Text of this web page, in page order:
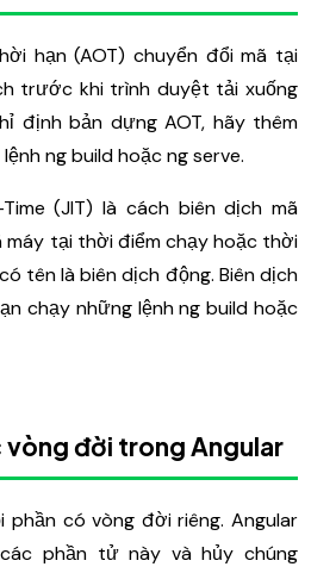
hạn (AOT) chuyển đổi mã tại
trước khi trình duyệt tải xuống
định bản dựng AOT, hãy thêm
ng build hoặc ng serve.
(JIT) là cách biên dịch mã
máy tại thời điểm chạy hoặc thời
tên là biên dịch động. Biên dịch
chạy những lệnh ng build hoặc
vòng đời trong Angular
phần có vòng đời riêng. Angular
phần tử này và hủy chúng